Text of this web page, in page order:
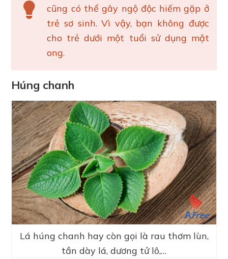
cũng có thể gây ngộ độc hiếm gặp ở
trẻ sơ sinh. Vì vậy, bạn không được
cho trẻ dưới một tuổi sử dụng mật
ong.
Húng chanh
Lá húng chanh hay còn gọi là rau thơm lùn,
tần dày lá, dương tử lô,…